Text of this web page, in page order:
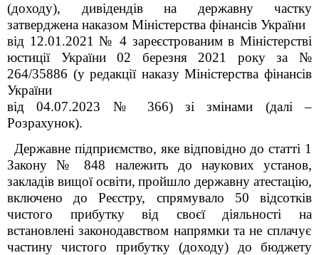
(доходу), дивідендів на державну частку
затверджена наказом Міністерства фінансів України
від 12.01.2021 № 4 зареєстрованим в Міністерстві
юстиції України 02 березня 2021 року за №
264/35886 (у редакції наказу Міністерства фінансів
України
від 04.07.2023 № 366) зі змінами (далі –
Розрахунок).
Державне підприємство, яке відповідно до статті 1
Закону № 848 належить до наукових установ,
закладів вищої освіти, пройшло державну атестацію,
включено до Реєстру, спрямувало 50 відсотків
чистого прибутку від своєї діяльності на
встановлені законодавством напрямки тане сплачує
частину чистого прибутку (доходу) до бюджету